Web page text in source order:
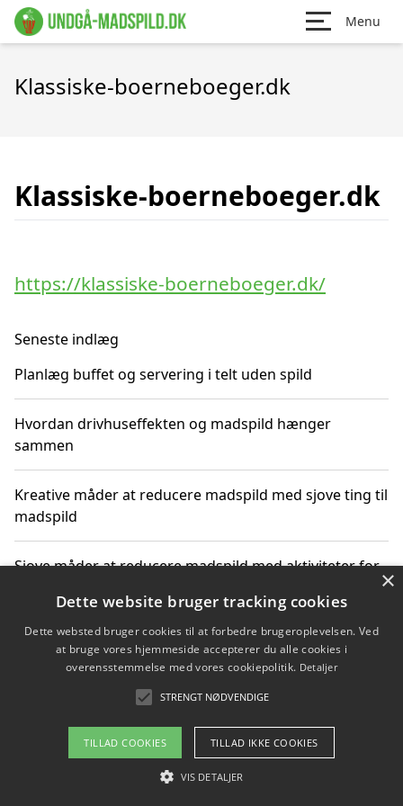
Menu
Klassiske-boerneboeger.dk
Klassiske-boerneboeger.dk
https://klassiske-boerneboeger.dk/
Seneste indlæg
Planlæg buffet og servering i telt uden spild
Hvordan drivhuseffekten og madspild hænger
sammen
Kreative måder at reducere madspild med sjove ting til
madspild
Sjove måder at reducere madspild med aktiviteter for
Hvor finder jeg nemme måltidskasser i Vejle
Om / kontakt
Blog Betingelser
×
Dette website bruger tracking cookies
Dette websted bruger cookies til at forbedre brugeroplevelsen. Ved
at bruge vores hjemmeside accepterer du alle cookies i
overensstemmelse med vores cookiepolitik. Detaljer
STRENGT NØDVENDIGE
TILLAD COOKIES TILLAD IKKE COOKIES
VIS DETALJER